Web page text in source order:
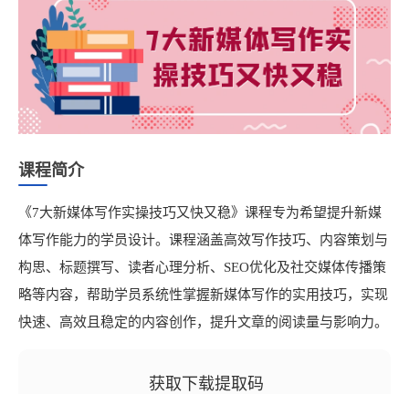
课程简介
《7大新媒体写作实操技巧又快又稳》课程专为希望提升新媒
体写作能力的学员设计。课程涵盖高效写作技巧、内容策划与
构思、标题撰写、读者心理分析、SEO优化及社交媒体传播策
略等内容，帮助学员系统性掌握新媒体写作的实用技巧，实现
快速、高效且稳定的内容创作，提升文章的阅读量与影响力。
获取下载提取码